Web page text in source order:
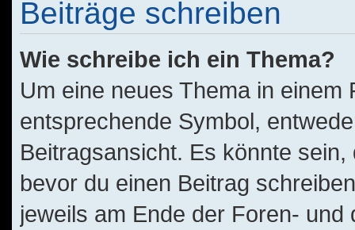
Beiträge schreiben
Wie schreibe ich ein Thema?
Um eine neues Thema in
entsprechende Symbol,
Beitragsansicht. Es könnte
bevor du einen Beitrag
jeweils am Ende der Foren-